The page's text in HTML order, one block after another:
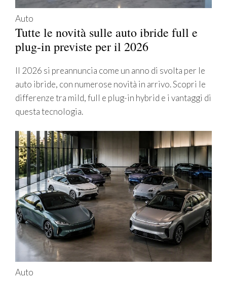
Auto
Tutte le novità sulle auto ibride full e
plug-in previste per il 2026
Il 2026 si preannuncia come un anno di svolta per le
auto ibride, con numerose novità in arrivo. Scopri le
differenze tra mild, full e plug-in hybrid e i vantaggi di
questa tecnologia.
Auto